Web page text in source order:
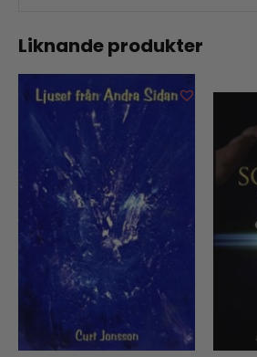
Liknande produkter